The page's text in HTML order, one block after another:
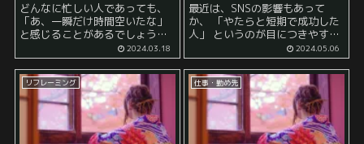
どんなに忙しい人であっても、
「あ、一瞬だけ時間空いたな」
と感じることがあるでしょう。
そのような時には、大抵の場
合、事前にここに入れられる予
定もなく、 「無」 のような感覚
を味わうかもしれません。 ...
2024.03.18
最近は、SNSの影響もあって
か、 「やたらと短期で成功した
人」 というのが目につきやすく
SNS等を見ていると、それは視
界に入ってしまうため、 それを
見て、 「純粋に羨ましい」 ...
2024.05.06
リフレーミング 仕事・勤め先